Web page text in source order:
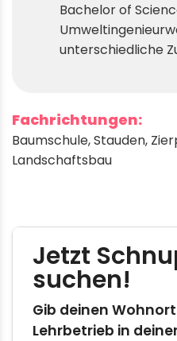
Bachelor of
unterschiedliche
Fachrichtungen:
Baumschule,Stauden,
Landschaftsbau
Gib deinen
Lehrbetrieb in